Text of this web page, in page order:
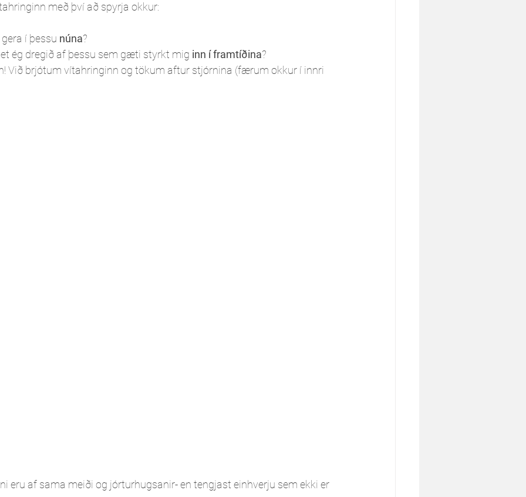
með því að spyrja okkur:
í þessu núna?
ég dregið af þessu sem gæti styrkt mig inn í framtíðina?
Við brjótum vítahringinn og tökum aftur stjórnina (færum okkur í innri
eru af sama meiði og jórturhugsanir- en tengjast einhverju sem ekki er